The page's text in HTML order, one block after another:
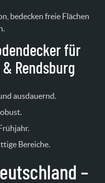
bedecken freie Flächen
für
Rendsburg
ausdauernd.
Bereiche.
–